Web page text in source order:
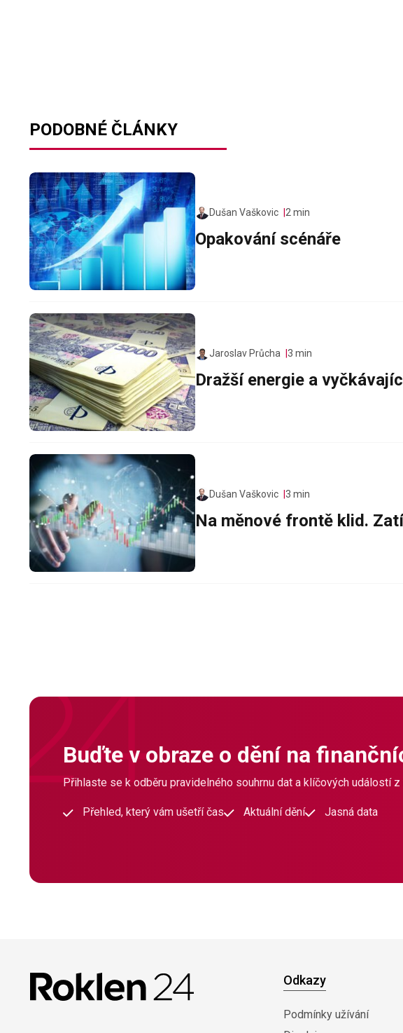
PODOBNÉ ČLÁNKY
Dušan Vaškovic 2 min
Opakování scénáře
Jaroslav Průcha 3 min
Dražší energie a
Dušan Vaškovic 3 min
Na měnové frontě klid.
Buďte v obraze o dění na
Přihlaste se k odběru pravidelného souhrnu dat a klíčových událostí z
Přehled, který vám ušetří čas Aktuální dění Jasná data
Odkazy
Podmínky užívání